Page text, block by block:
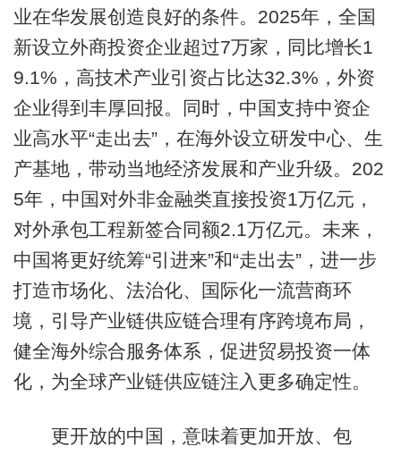
业在华发展创造良好的条件。2025年，全国
新设立外商投资企业超过7万家，同比增长1
9.1%，高技术产业引资占比达32.3%，外资
企业得到丰厚回报。同时，中国支持中资企
业高水平“走出去”，在海外设立研发中心、生
产基地，带动当地经济发展和产业升级。202
5年，中国对外非金融类直接投资1万亿元，
对外承包工程新签合同额2.1万亿元。未来，
中国将更好统筹“引进来”和“走出去”，进一步
打造市场化、法治化、国际化一流营商环
境，引导产业链供应链合理有序跨境布局，
健全海外综合服务体系，促进贸易投资一体
化，为全球产业链供应链注入更多确定性。
更开放的中国，意味着更加开放、包